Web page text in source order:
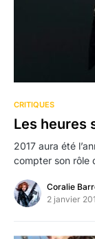
CRITIQUES
Les heures
2017 aura été
compter son rôle
Coralie
2 janvier